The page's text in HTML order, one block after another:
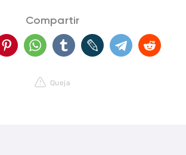
Compartir
Queja